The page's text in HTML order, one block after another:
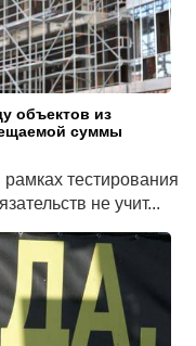
объектов из
суммы
тестирования
не учит...